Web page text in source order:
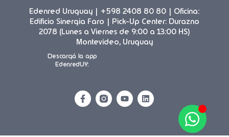
Edenred Uruguay | +598 2408 80 80 | Oficina:
Edificio Sinergia Faro | Pick-Up Center: Durazno
2078 (Lunes a Viernes de 9:00 a 13:00 HS)
Montevideo, Uruguay
Descargá la app
EdenredUY: